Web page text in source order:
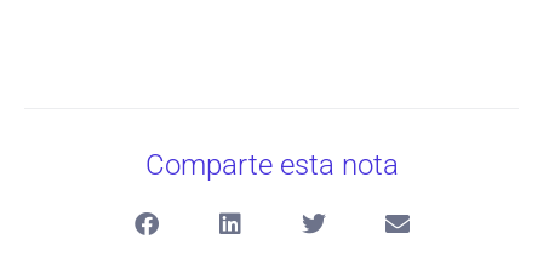
Comparte esta nota